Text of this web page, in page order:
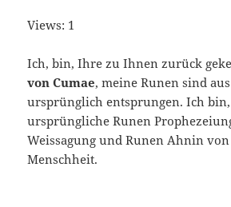
Views: 1
Ich, bin, Ihre zu Ihnen zurück
von Cumae, meine Runen sind
ursprünglich entsprungen. Ich
ursprüngliche Runen
Weissagung und Runen Ahnin
Menschheit.